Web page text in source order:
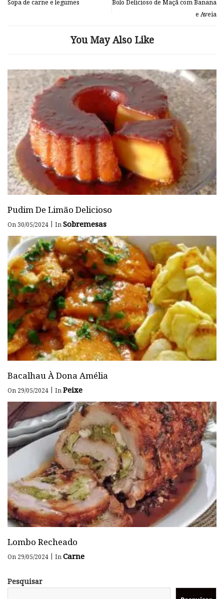
Sopa de carne e legumes
Bolo Delicioso de Maçã com Banana
e Aveia
You May Also Like
Pudim De Limão Delicioso
On 30/05/2024 | InSobremesas
Bacalhau À Dona Amélia
On 29/05/2024 | InPeixe
Lombo Recheado
On 29/05/2024 | InCarne
Pesquisar